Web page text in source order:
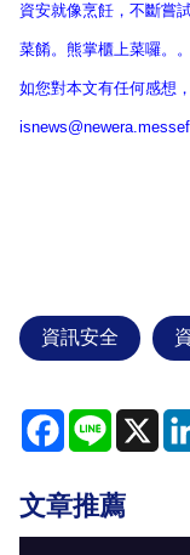
資安就像烹飪，不斷嘗
菜餚。熊掌櫃上菜囉。。
如您對本文有任何感想
資訊安全
Facebook
Line X
文章推薦